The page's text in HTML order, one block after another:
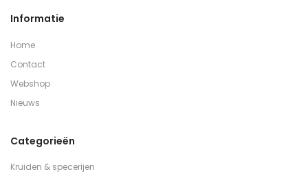
Informatie
Home
Contact
Webshop
Nieuws
Categorieën
Kruiden & specerijen